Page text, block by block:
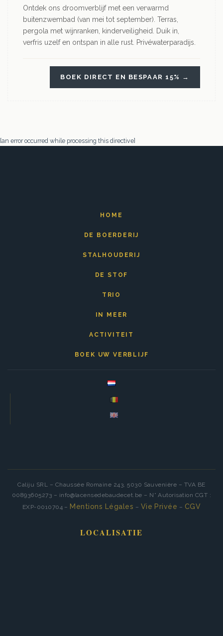
Ontdek ons droomverblijf met een verwarmd
buitenzwembad (van mei tot september). Terras,
pergola met wijnranken, kinderveiligheid. Duik in,
verfris uzelf en ontspan in alle rust. Privéwaterparadijs.
BOEK DIRECT EN BESPAAR 15% →
[an error occurred while processing this directive]
HOME
DE BOERDERIJ
STALHOUDERIJ
DE STOF
TRIO
IN MEER
ACTIVITEIT
BOEK UW VERBLIJF
Caliju SRL – Chaussée Romaine 243, 5030 Sauvenière – TVA BE
00893605273 – info@lacensedebaudecet.be – N° Autorisation CGT :
EXP-0010704 – Mentions Légales – Vie Privée – CGV
LOCALISATIE